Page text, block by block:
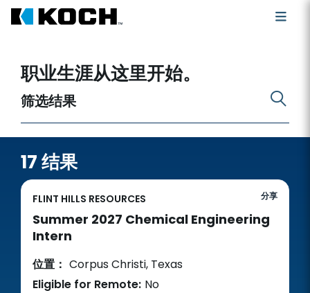
职业生涯从这里开始。
筛选结果
17 结果
FLINT HILLS RESOURCES 分享
Summer 2027 Chemical Engineering
Intern
位置： Corpus Christi, Texas
Eligible for Remote: No